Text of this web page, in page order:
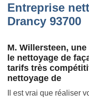
Entreprise
Drancy 93700
M. Willersteen,
le nettoyage de
tarifs très
nettoyage de
Il est vrai que réaliser